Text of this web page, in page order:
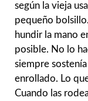
según la vieja
pequeño
hundir la mano
posible. No lo
siempre
enrollado. Lo
Cuando las